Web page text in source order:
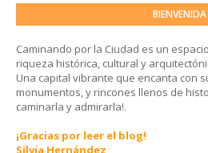
BIENVENIDA
Caminando por la Ciudad es un
riqueza histórica, cultural y
Una capital vibrante que encanta con
monumentos, y rincones llenos de
caminarla y admirarla!.
¡Gracias por leer el blog!
Silvia Hernández